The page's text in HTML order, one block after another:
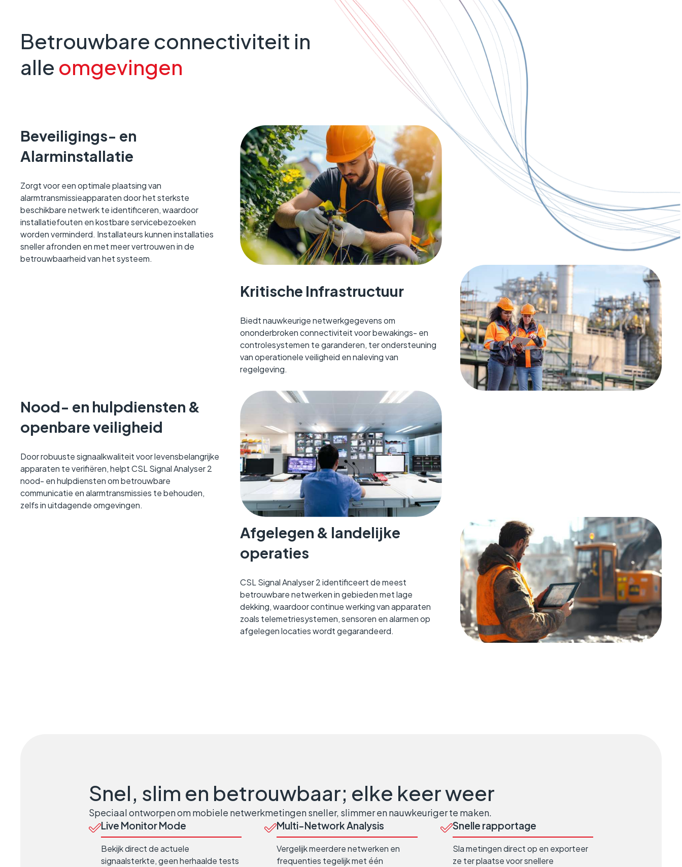
Betrouwbare connectiviteit in
alle omgevingen
Beveiligings- en
Alarminstallatie
Zorgt voor een optimale plaatsing van
alarmtransmissieapparaten door het sterkste
beschikbare netwerk te identificeren, waardoor
installatiefouten en kostbare servicebezoeken
worden verminderd. Installateurs kunnen installaties
sneller afronden en met meer vertrouwen in de
betrouwbaarheid van het systeem.
Kritische Infrastructuur
Biedt nauwkeurige netwerkgegevens om
ononderbroken connectiviteit voor bewakings- en
controlesystemen te garanderen, ter ondersteuning
van operationele veiligheid en naleving van
regelgeving.
Nood- en hulpdiensten &
openbare veiligheid
Door robuuste signaalkwaliteit voor levensbelangrijke
apparaten te verifiëren, helpt CSL Signal Analyser 2
nood- en hulpdiensten om betrouwbare
communicatie en alarmtransmissies te behouden,
zelfs in uitdagende omgevingen.
Afgelegen & landelijke
operaties
CSL Signal Analyser 2 identificeert de meest
betrouwbare netwerken in gebieden met lage
dekking, waardoor continue werking van apparaten
zoals telemetriesystemen, sensoren en alarmen op
afgelegen locaties wordt gegarandeerd.
Snel, slim en betrouwbaar; elke keer weer
Speciaal ontworpen om mobiele netwerkmetingen sneller, slimmer en nauwkeuriger te maken.
Live Monitor Mode
Bekijk direct de actuele
signaalsterkte, geen herhaalde tests
Multi-Network Analysis
Vergelijk meerdere netwerken en
frequenties tegelijk met één
Snelle rapportage
Sla metingen direct op en exporteer
ze ter plaatse voor snellere